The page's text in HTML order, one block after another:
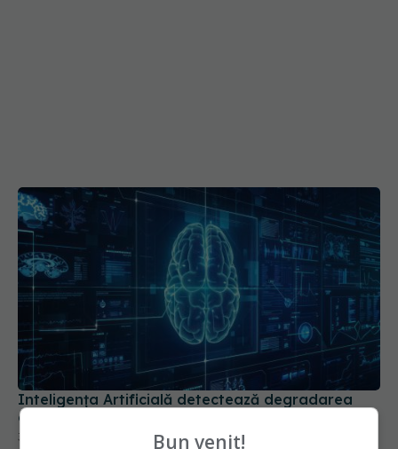
Inteligența Artificială detectează degradarea
creierului cu acuratețe
30 ian 2026, 21:44
Bun venit!